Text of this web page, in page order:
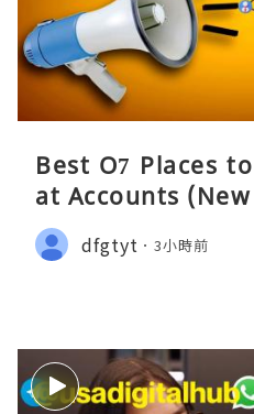
Best O7 Places
at Accounts
dfgtyt 3小時前